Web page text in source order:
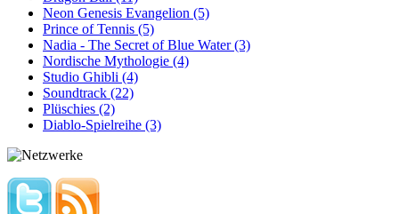
Neon Genesis Evangelion (5)
Prince of Tennis (5)
Nadia - The Secret of Blue Water (3)
Nordische Mythologie (4)
Studio Ghibli (4)
Soundtrack (22)
Plüschies (2)
Diablo-Spielreihe (3)